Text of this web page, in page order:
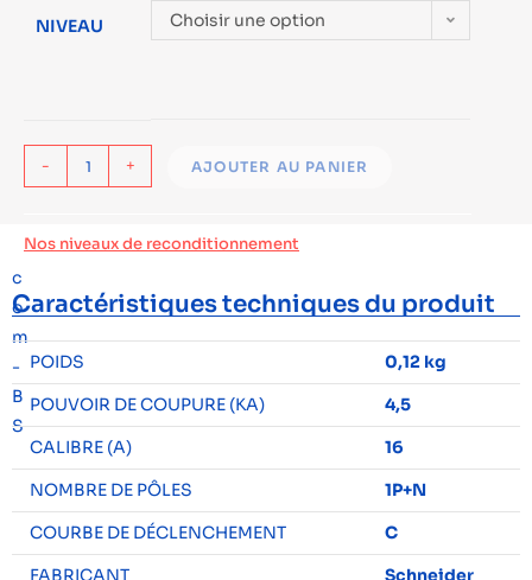
NIVEAU Choisir une option
- + AJOUTER AU PANIER
Nos niveaux de reconditionnement
Caractéristiques techniques du produit
POIDS
0,12 kg
POUVOIR DE COUPURE (KA)
4,5
CALIBRE (A)
16
NOMBRE DE PÔLES
1P+N
COURBE DE DÉCLENCHEMENT
C
FABRICANT
Schneider